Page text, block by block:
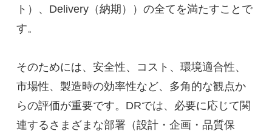
ト）、Delivery（納期））の全てを満たすことで
す。
そのためには、安全性、コスト、環境適合性、
市場性、製造時の効率性など、多角的な観点か
らの評価が重要です。DRでは、必要に応じて関
連するさまざまな部署（設計・企画・品質保